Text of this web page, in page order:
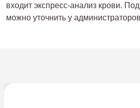
входит экспресс-анализ крови.
можно уточнить у